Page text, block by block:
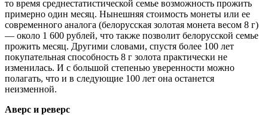
то время среднестатистической семье возможность прожить
примерно один месяц. Нынешняя стоимость монеты или ее
современного аналога (белорусская золотая монета весом 8 г)
— около 1 600 рублей, что также позволит белорусской семье
прожить месяц. Другими словами, спустя более 100 лет
покупательная способность 8 г золота практически не
изменилась. И с большой степенью уверенности можно
полагать, что и в следующие 100 лет она останется
неизменной.
Аверс и реверс